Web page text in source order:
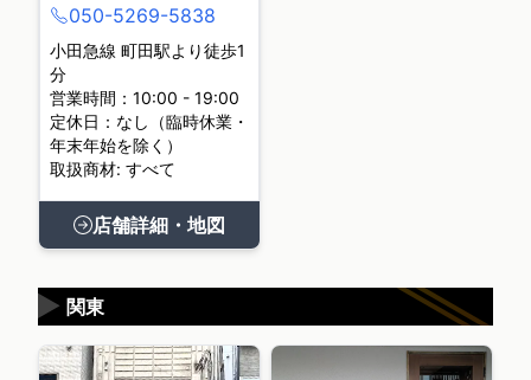
050-5269-5838
小田急線 町田駅より徒歩1
分
営業時間：10:00 - 19:00
定休日：なし（臨時休業・
年末年始を除く）
取扱商材: すべて
店舗詳細・地図
関東
▶